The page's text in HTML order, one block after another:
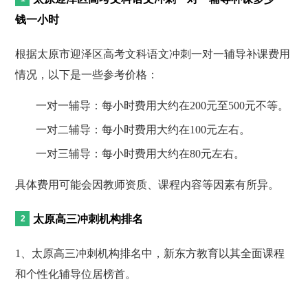
钱一小时
根据太原市迎泽区高考文科语文冲刺一对一辅导补课费用
情况，以下是一些参考价格：
一对一辅导：每小时费用大约在200元至500元不等。
一对二辅导：每小时费用大约在100元左右。
一对三辅导：每小时费用大约在80元左右。
具体费用可能会因教师资质、课程内容等因素有所异。
太原高三冲刺机构排名
1、太原高三冲刺机构排名中，新东方教育以其全面课程
和个性化辅导位居榜首。